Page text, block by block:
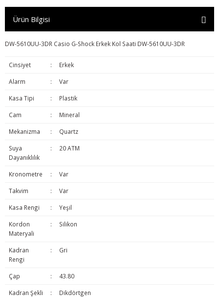
Ürün Bilgisi
DW-5610UU-3DR Casio G-Shock Erkek Kol Saati DW-5610UU-3DR
Cinsiyet : Erkek
Alarm : Var
Kasa Tipi : Plastik
Cam : Mineral
Mekanizma : Quartz
Suya
Dayanıklılık
: 20 ATM
Kronometre : Var
Takvim : Var
Kasa Rengi : Yeşil
Kordon
Materyali
: Silikon
Kadran
Rengi
: Gri
Çap : 43.80
Kadran Şekli : Dikdörtgen